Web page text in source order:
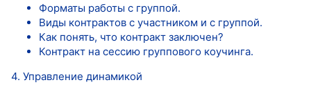
Форматы работы с группой.
Виды контрактов с участником и с группой.
Как понять, что контракт заключен?
Контракт на сессию группового коучинга.
4. Управление динамикой